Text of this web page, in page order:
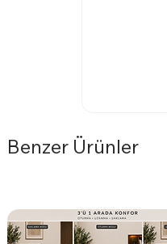
Benzer Ürünler